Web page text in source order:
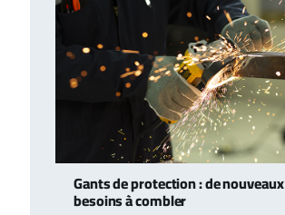
Gants de protection : de nouveaux
besoins à combler